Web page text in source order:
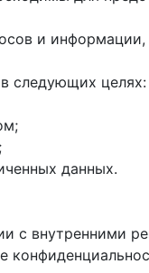
и
следующих целях:
данных.
с внутренними